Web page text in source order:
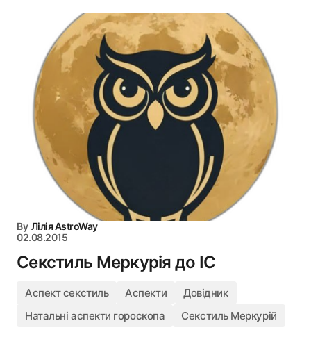
By Лілія AstroWay
02.08.2015
Секстиль Меркурія до IC
Аспект секстиль Аспекти
Довідник
Натальні аспекти гороскопа
Секстиль Меркурій